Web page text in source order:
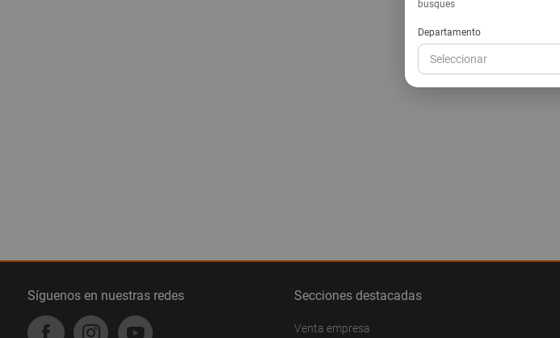
Retira hoy
Llega mañana
Síguenos en nuestras redes Secciones destacadas
Venta empresa
busques
Departamento
Seleccionar